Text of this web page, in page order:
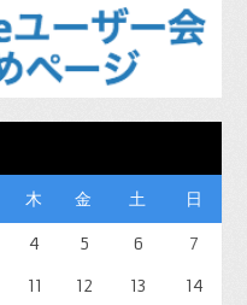
木 金 土 日
4 5 6
7
11 12 13
14